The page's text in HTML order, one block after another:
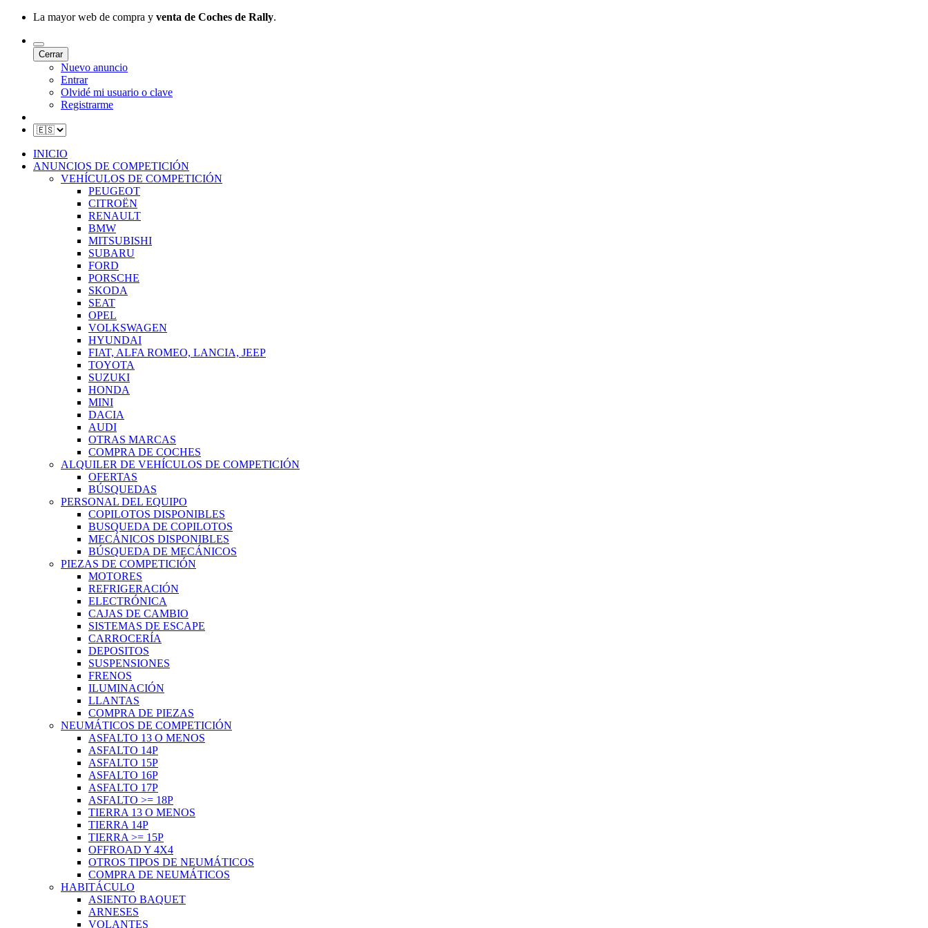
La mayor web de compra y venta de Coches de Rally.
Cerrar
Nuevo anuncio
Entrar
Olvidé mi usuario o clave
Registrarme
INICIO
ANUNCIOS DE COMPETICIÓN
VEHÍCULOS DE COMPETICIÓN
PEUGEOT
CITROËN
RENAULT
BMW
MITSUBISHI
SUBARU
FORD
PORSCHE
SKODA
SEAT
OPEL
VOLKSWAGEN
HYUNDAI
FIAT, ALFA ROMEO, LANCIA, JEEP
TOYOTA
SUZUKI
HONDA
MINI
DACIA
AUDI
OTRAS MARCAS
COMPRA DE COCHES
ALQUILER DE VEHÍCULOS DE COMPETICIÓN
OFERTAS
BÚSQUEDAS
PERSONAL DEL EQUIPO
COPILOTOS DISPONIBLES
BUSQUEDA DE COPILOTOS
MECÁNICOS DISPONIBLES
BÚSQUEDA DE MECÁNICOS
PIEZAS DE COMPETICIÓN
MOTORES
REFRIGERACIÓN
ELECTRÓNICA
CAJAS DE CAMBIO
SISTEMAS DE ESCAPE
CARROCERÍA
DEPOSITOS
SUSPENSIONES
FRENOS
ILUMINACIÓN
LLANTAS
COMPRA DE PIEZAS
NEUMÁTICOS DE COMPETICIÓN
ASFALTO 13 O MENOS
ASFALTO 14P
ASFALTO 15P
ASFALTO 16P
ASFALTO 17P
ASFALTO >= 18P
TIERRA 13 O MENOS
TIERRA 14P
TIERRA >= 15P
OFFROAD Y 4X4
OTROS TIPOS DE NEUMÁTICOS
COMPRA DE NEUMÁTICOS
HABITÁCULO
ASIENTO BAQUET
ARNESES
VOLANTES